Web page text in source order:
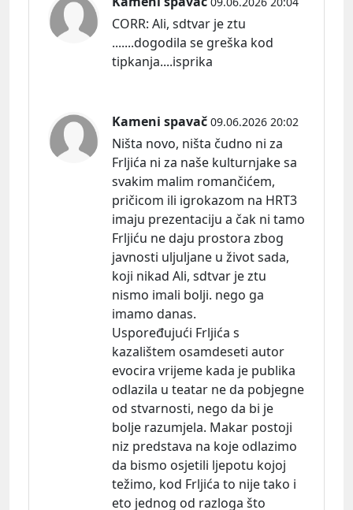
CORR: Ali, sdtvar je ztu
.......dogodila se greška kod
tipkanja....isprika
Kameni spavač 09.06.2026 20:02
Ništa novo, ništa čudno ni za
Frljića ni za naše kulturnjake sa
svakim malim romančićem,
pričicom ili igrokazom na HRT3
imaju prezentaciju a čak ni tamo
Frljiću ne daju prostora zbog
javnosti uljuljane u život sada,
koji nikad Ali, sdtvar je ztu
nismo imali bolji. nego ga
imamo danas.
Uspoređujući Frljića s
kazalištem osamdeseti autor
evocira vrijeme kada je publika
odlazila u teatar ne da pobjegne
od stvarnosti, nego da bi je
bolje razumjela. Makar postoji
niz predstava na koje odlazimo
da bismo osjetili ljepotu kojoj
težimo, kod Frljića to nije tako i
eto jednog od razloga što